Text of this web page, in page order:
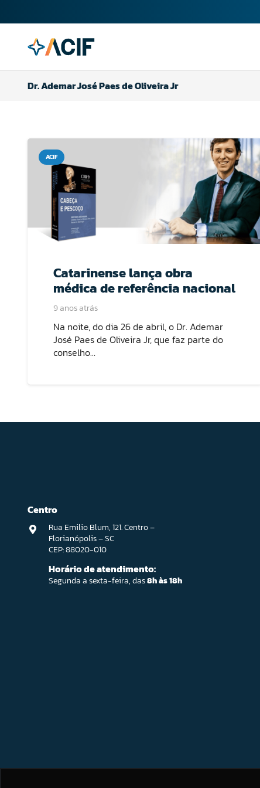
Dr. Ademar José Paes de Oliveira Jr
ACIF
Catarinense lança obra
médica de referência nacional
9 anos atrás
Na noite, do dia 26 de abril, o Dr. Ademar
José Paes de Oliveira Jr, que faz parte do
conselho…
Centro
Rua Emilio Blum, 121. Centro –
Florianópolis – SC
CEP: 88020-010
Horário de atendimento:
Segunda a sexta-feira, das8h às 18h